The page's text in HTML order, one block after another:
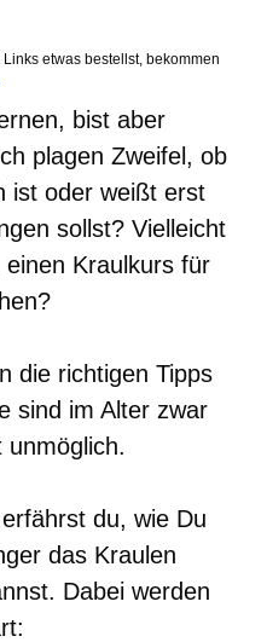
etwas bestellst, bekommen
bist aber
plagen Zweifel, ob
ist oder weißt erst
sollst? Vielleicht
Kraulkurs für
die richtigen Tipps
sind im Alter zwar
unmöglich.
du, wie Du
das Kraulen
Dabei werden